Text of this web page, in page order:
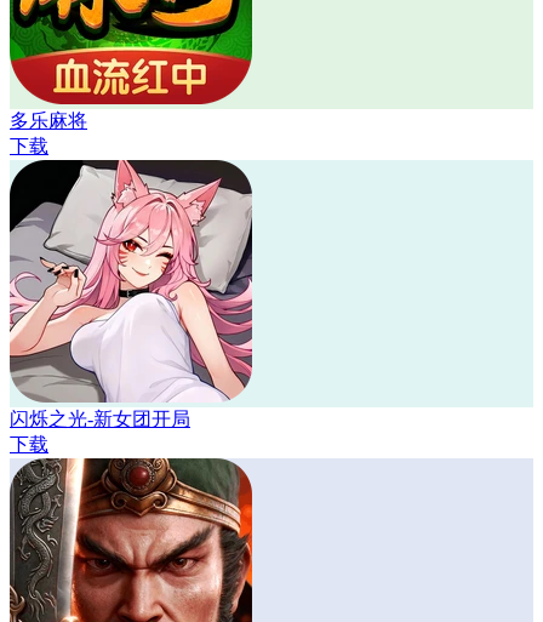
多乐麻将
下载
闪烁之光-新女团开局
下载